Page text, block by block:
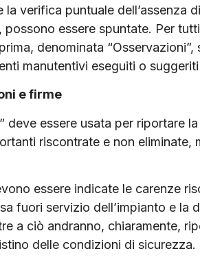
verifica puntuale dell’assenza
possono essere spuntate. Per
denominata
manutentivi eseguiti o
e firme
deve essere usata per riportare
riscontrate e non eliminate,
essere indicate le carenze
fuori servizio dell’impianto e la
a ciò andranno, chiaramente,
delle condizioni di sicurezza.